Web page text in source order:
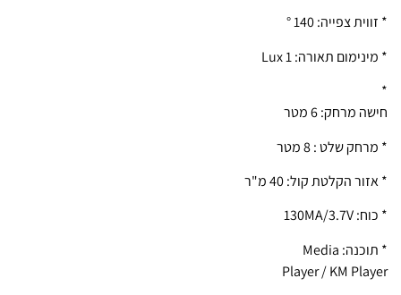
* זווית צפייה: 140 °
* מינימום תאורה: 1 Lux
*
חישה מרחק: 6 מטר
* מרחק שלט : 8 מטר
* אזור הקלטת קול: 40 מ"ר
* כוח: 130MA/3.7V
* תוכנה: Media
Player / KM Player